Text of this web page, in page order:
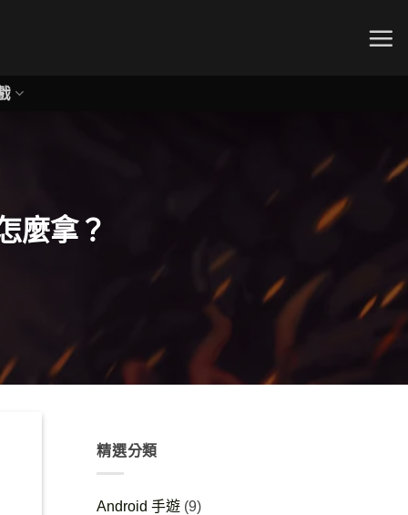
麼拿？
精選分類
Android 手遊 (9)